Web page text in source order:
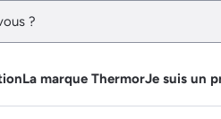
La marque ThermorJe suis un